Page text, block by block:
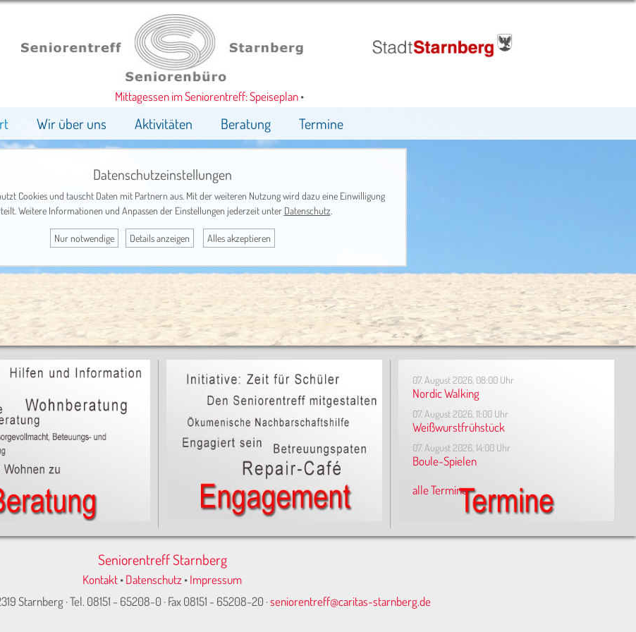
Mittagessen im Seniorentreff: Speiseplan•
Wir über uns Aktivitäten Beratung Termine
07. August 2026, 08:00 Uhr
Nordic Walking
07. August 2026, 11:00 Uhr
Weißwurstfrühstück
07. August 2026, 14:00 Uhr
Boule-Spielen
alle Termine
Seniorentreff Starnberg
Kontakt•Datenschutz•Impressum
Starnberg · Tel. 08151 - 65208-0 · Fax 08151 - 65208-20 ·seniorentreff@caritas-starnberg.de
Datenschutzeinstellungen
Cookies und tauscht Daten mit Partnern aus. Mit der weiteren Nutzung wird dazu eine Einwilligung
Weitere Informationen und Anpassen der Einstellungen jederzeit unter Datenschutz
Nur notwendige Details anzeigen Alles akzeptieren